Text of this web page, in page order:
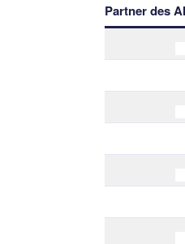
Partner des